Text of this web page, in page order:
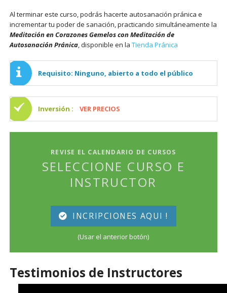
Al terminar este curso, podrás hacerte autosanación pránica e
incrementar tu poder de sanación, practicando simultáneamente la
Meditación en Corazones Gemelos con Meditación de
Autosanación Pránica, disponible en la Tienda Pránica
Requisito: Ninguno, abierto a todo el público
Inversión :VER PRECIOS
REVISE EL CALENDARIO DE CURSOS
SELECCIONE CURSO E
INSTRUCTOR
INCRIPCIONES AQUI !
(Usar el anterior botón)
Testimonios de Instructores